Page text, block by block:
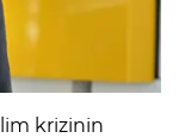
krizinin